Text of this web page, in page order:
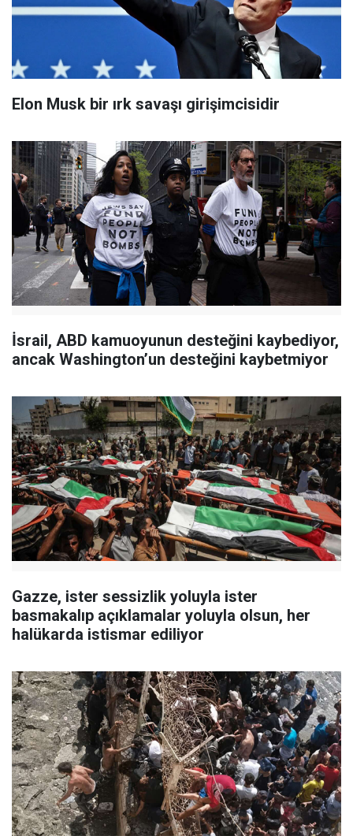
Elon Musk bir ırk savaşı girişimcisidir
İsrail, ABD kamuoyunun desteğini kaybediyor,
ancak Washington’un desteğini kaybetmiyor
Gazze, ister sessizlik yoluyla ister
basmakalıp açıklamalar yoluyla olsun, her
halükarda istismar ediliyor